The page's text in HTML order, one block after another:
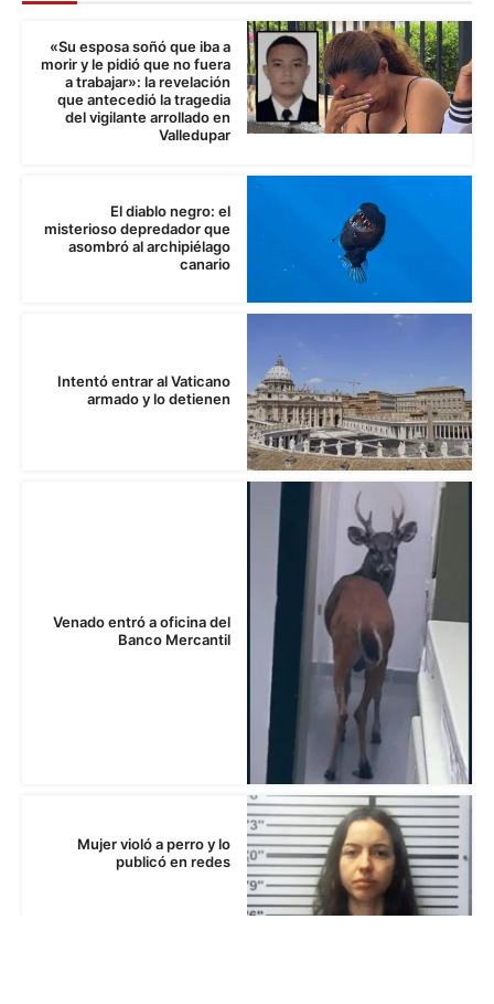
a trabajar»: la revelación
que antecedió la tragedia
del vigilante arrollado en
Valledupar
asombró al archipiélago
canario